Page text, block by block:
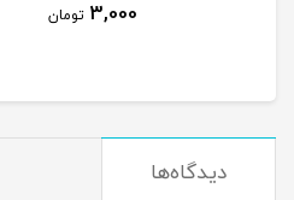
3,000 تومان
دیدگاه‌ها